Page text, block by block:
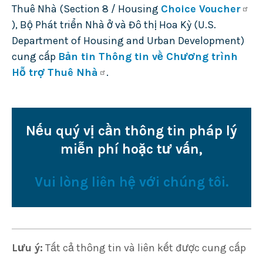
Thuê Nhà (Section 8 / Housing Choice Voucher
), Bộ Phát triển Nhà ở và Đô thị Hoa Kỳ (U.S.
Department of Housing and Urban Development)
cung cấp Bản tin Thông tin về Chương trình
Hỗ trợ Thuê Nhà
.
Nếu quý vị cần thông tin pháp lý
miễn phí hoặc tư vấn,
Vui lòng liên hệ với chúng tôi.
Lưu ý: Tất cả thông tin và liên kết được cung cấp